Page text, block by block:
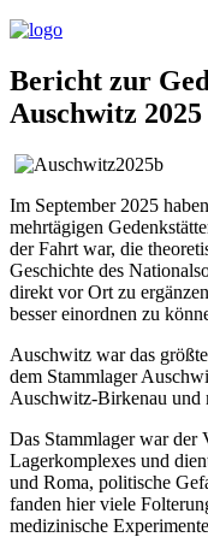
Bericht zur
Auschwitz 2025
Im September 2025
mehrtägigen
der Fahrt war, die
Geschichte des
direkt vor Ort zu
besser einordnen zu
Auschwitz war das
dem Stammlager
Auschwitz-Birkenau und
Das Stammlager war der
Lagerkomplexes und
und Roma, politische
fanden hier viele
medizinische